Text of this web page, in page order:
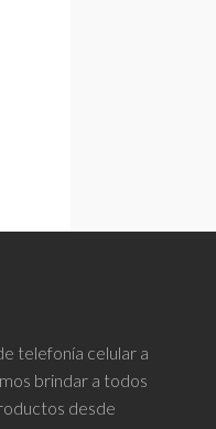
telefonía celular a
brindar a todos
desde